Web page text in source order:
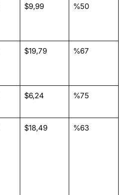
$9,99 %50
$19,79 %67
$6,24 %75
$18,49 %63